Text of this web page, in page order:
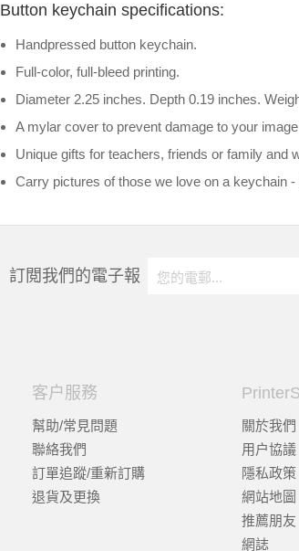
Button keychain specifications:
Handpressed button keychain.
Full-color, full-bleed printing.
Diameter 2.25 inches. Depth 0.19 inches.
A mylar cover to prevent damage to your
Unique gifts for teachers, friends or family and
Carry pictures of those we love on a keychain
訂閲我們的電子報
客户服務
幫助/常見問題
聯絡我們
訂單追蹤/重新訂購
退貨及更換
關於我們
用户協議
隱私政策
網站地圖
推薦朋友
網誌